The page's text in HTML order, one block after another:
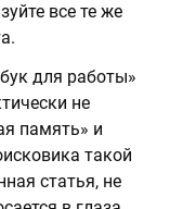
все те же
для работы»
не
память» и
такой
статья, не